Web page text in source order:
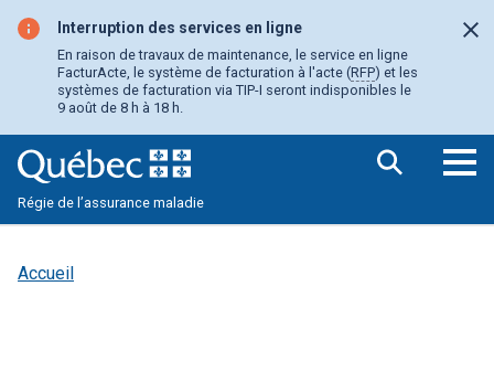
contenu
principal
Interruption des services en ligne
En raison de travaux de maintenance, le service en ligne
FacturActe, le système de facturation à l'acte (RFP) et les
systèmes de facturation via TIP-I seront indisponibles le
9 août de 8 h à 18 h.
Régie de l’assurance maladie
Accueil